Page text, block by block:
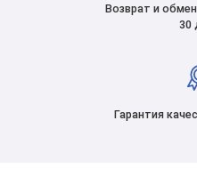
Возврат и
30
Гарантия